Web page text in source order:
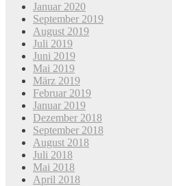
Januar 2020
September 2019
August 2019
Juli 2019
Juni 2019
Mai 2019
März 2019
Februar 2019
Januar 2019
Dezember 2018
September 2018
August 2018
Juli 2018
Mai 2018
April 2018